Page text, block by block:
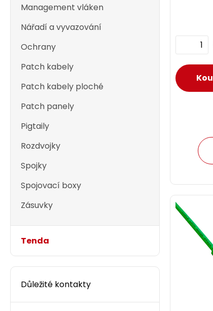
Management vláken
Nářadí a vyvazování
Ochrany
Patch kabely
Patch kabely ploché
Patch panely
Pigtaily
Rozdvojky
Spojky
Spojovací boxy
Zásuvky
Tenda
Důležité kontakty